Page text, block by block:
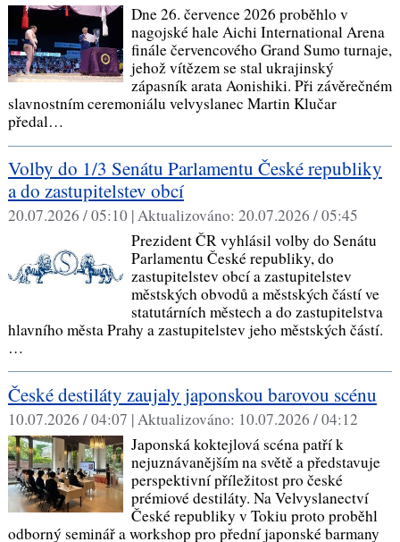
Dne 26. července 2026 proběhlo v
nagojské hale Aichi International Arena
finále červencového Grand Sumo turnaje,
jehož vítězem se stal ukrajinský
zápasník arata Aonishiki. Při závěrečném
slavnostním ceremoniálu velvyslanec Martin Klučar
předal…
Volby do 1/3 Senátu Parlamentu České republiky
a do zastupitelstev obcí
20.07.2026 / 05:10 |Aktualizováno: 20.07.2026 / 05:45
Prezident ČR vyhlásil volby do Senátu
Parlamentu České republiky, do
zastupitelstev obcí a zastupitelstev
městských obvodů a městských částí ve
statutárních městech a do zastupitelstva
hlavního města Prahy a zastupitelstev jeho městských částí.
…
České destiláty zaujaly japonskou barovou scénu
10.07.2026 / 04:07 |Aktualizováno: 10.07.2026 / 04:12
Japonská koktejlová scéna patří k
nejuznávanějším na světě a představuje
perspektivní příležitost pro české
prémiové destiláty. Na Velvyslanectví
České republiky v Tokiu proto proběhl
odborný seminář a workshop pro přední japonské barmany